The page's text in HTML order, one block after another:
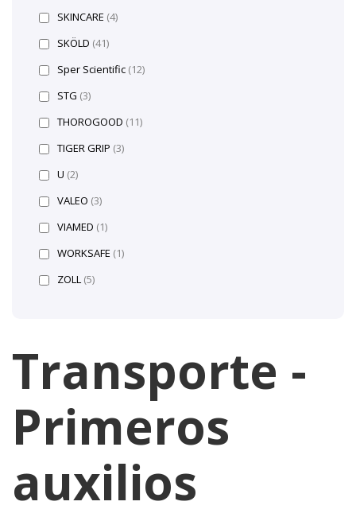
Transporte -
Primeros
auxilios
SKINCARE (4)
SKÖLD (41)
Sper Scientific (12)
STG (3)
THOROGOOD (11)
TIGER GRIP (3)
U (2)
VALEO (3)
VIAMED (1)
WORKSAFE (1)
ZOLL (5)